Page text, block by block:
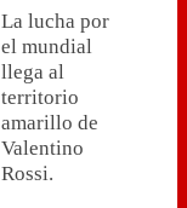
La lucha por
el mundial
llega al
territorio
amarillo de
Valentino
Rossi.